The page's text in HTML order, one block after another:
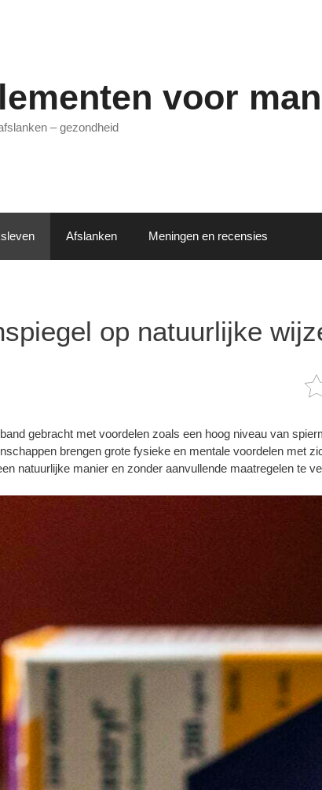
voor
– gezondheid
Afslanken Meningen en recensies
op natuurlijke
gebracht met voordelen zoals een hoog niveau van
brengen grote fysieke en mentale voordelen met
natuurlijke manier en zonder aanvullende maatregelen te